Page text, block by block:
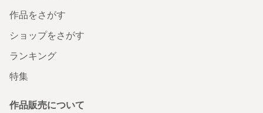
作品をさがす
ショップをさがす
ランキング
特集
作品販売について